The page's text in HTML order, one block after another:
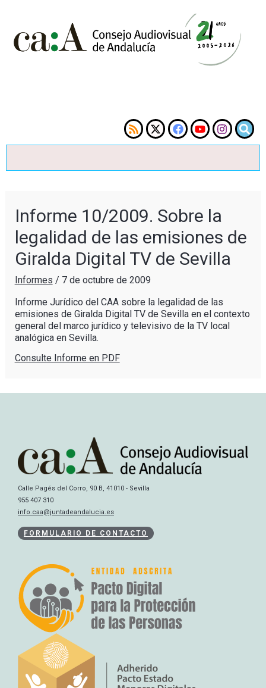
Informe 10/2009. Sobre la
legalidad de las emisiones de
Giralda Digital TV de Sevilla
Informes / 7 de octubre de 2009
Informe Jurídico del CAA sobre la legalidad de las
emisiones de Giralda Digital TV de Sevilla en el contexto
general del marco jurídico y televisivo de la TV local
analógica en Sevilla.
Consulte Informe en PDF
Calle Pagés del Corro, 90 B, 41010 - Sevilla
955 407 310
info.caa@juntadeandalucia.es
FORMULARIO DE CONTACTO